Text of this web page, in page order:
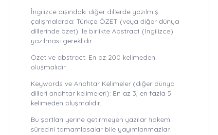
İngilizce dışındaki diğer dillerde yazılmış
çalışmalarda: Türkçe ÖZET (veya diğer dünya
dillerinde özet) ile birlikte Abstract (İngilizce)
yazılması gereklidir.
Özet ve abstract: En az 200 kelimeden
oluşmalıdır.
Keywords ve Anahtar Kelimeler (diğer dünya
dilleri anahtar kelimeleri): En az 3, en fazla 5
kelimeden oluşmalıdır.
Bu şartları yerine getirmeyen yazılar hakem
sürecini tamamlasalar bile yayımlanmazlar.